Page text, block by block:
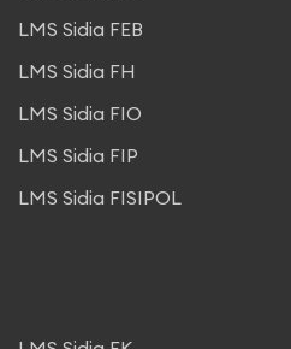
LMS Sidia FEB
LMS Sidia FH
LMS Sidia FIO
LMS Sidia FIP
LMS Sidia FISIPOL